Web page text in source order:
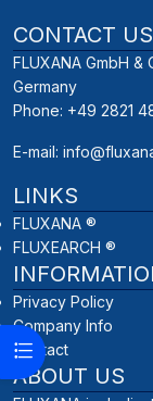
Kursindex öffnen
ABOUT US
Privacy Policy
Company Info
Contact
LINKS
FLUXANA ®
FLUXEARCH ®
CONTACT US
FLUXANA GmbH &
Germany
Phone: +49 2821
E-mail: